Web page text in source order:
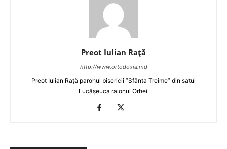
Preot Iulian Raţă
http://www.ortodoxia.md
Preot Iulian Rață parohul bisericii ”Sfânta Treime” din satul
Lucășeuca raionul Orhei.